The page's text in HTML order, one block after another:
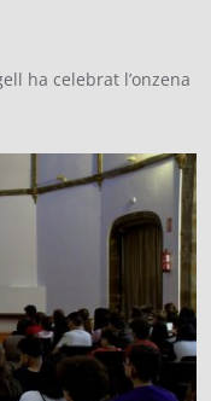
ha celebrat l’onzena